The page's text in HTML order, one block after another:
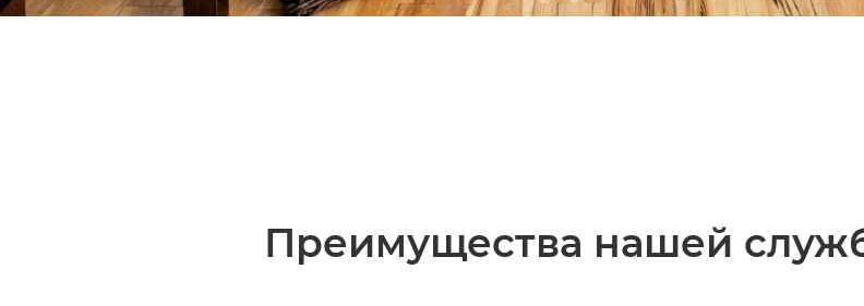
Преимущества нашей